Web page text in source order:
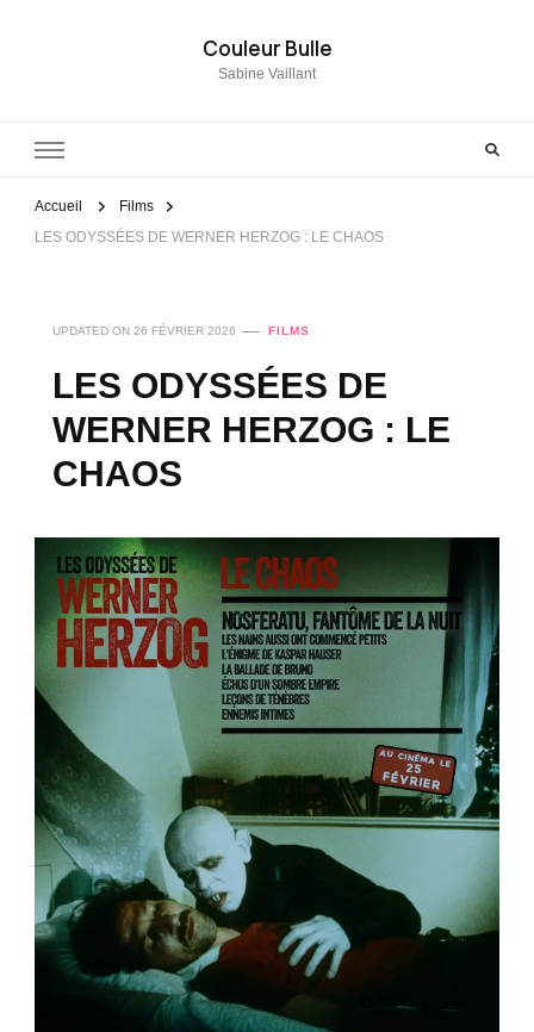
Couleur Bulle
Sabine Vaillant
Accueil
Films
LES ODYSSÉES DE WERNER HERZOG : LE CHAOS
UPDATED ON 26 FÉVRIER 2026 FILMS
LES ODYSSÉES DE
WERNER HERZOG : LE
CHAOS